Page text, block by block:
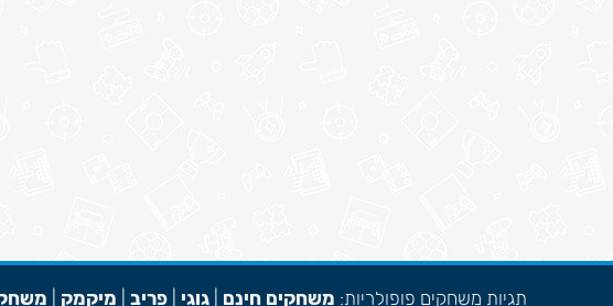
תגיות משחקים פופולריות: משחקים חינם גוגי פריב מיקמק